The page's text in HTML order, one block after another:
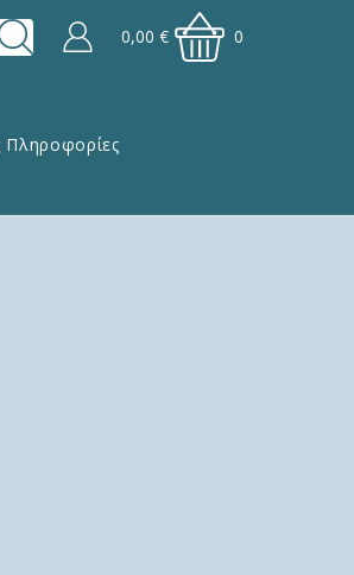
0,00€ 0
Πληροφορίες